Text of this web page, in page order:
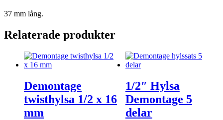
37 mm lång.
Relaterade produkter
Demontage
twisthylsa 1/2 x 16
mm
1/2″ Hylsa
Demontage 5
delar